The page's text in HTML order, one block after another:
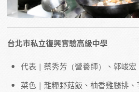
台北市私立復興實驗高級中學
代表｜蔡秀芳（營養師）、郭峻宏
菜色｜雜糧野菇飯、柚香雞腿排